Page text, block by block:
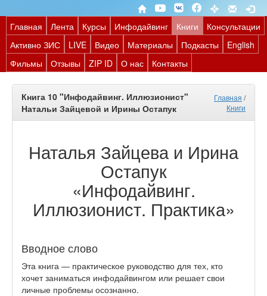
Главная Лента Курсы Инфодайвинг Книги
Консультации
Активно ЗИС
LIVE Видео Материалы Подкасты
English
Фильмы
Отзывы ZIP ID О нас Контакты
Книга 10 "Инфодайвинг. Иллюзионист"
Натальи Зайцевой и Ирины Остапук
Главная /
Книги
Наталья Зайцева и Ирина
Остапук
«Инфодайвинг.
Иллюзионист. Практика»
Вводное слово
Эта книга — практическое руководство для тех, кто
хочет заниматься инфодайвингом или решает свои
личные проблемы осознанно.